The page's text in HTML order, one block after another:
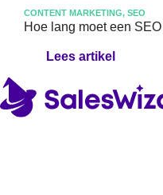
CONTENT MARKETING, SEO
Hoe lang moet een
Lees artikel